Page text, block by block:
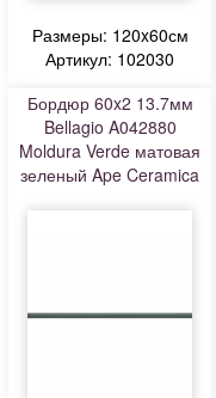
Размеры: 120x60см
Артикул: 102030
Бордюр 60x2 13.7мм
Bellagio A042880
Moldura Verde матовая
зеленый Ape Ceramica